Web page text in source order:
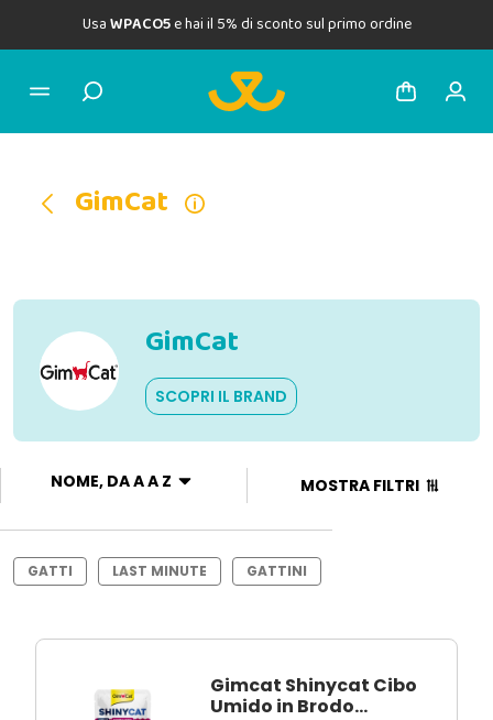
UsaWPACO5e hai il 5% di sconto sul primo ordine
GimCat
GimCat
SCOPRI IL BRAND
NOME, DA A A Z MOSTRA FILTRI
GATTI LAST MINUTE GATTINI
Gimcat Shinycat Cibo
Umido in Brodo...